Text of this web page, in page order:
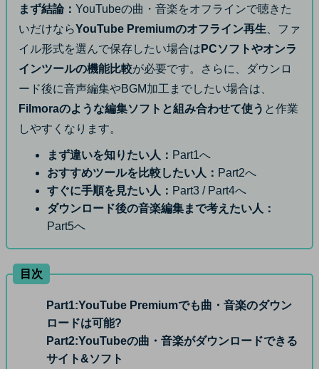
まず結論： YouTubeの曲・音楽をオフラインで聴きた
いだけならYouTube Premiumのオフライン再生 、ファ
イル形式を選んで保存したい場合は PCソフトやオンラ
インツールの機能比較が必要です。さらに、ダウンロ
ード後に音声編集やBGM加工までしたい場合は、
Filmoraのような編集ソフトと組み合わせて使う と作業
しやすくなります。
まず違いを知りたい人： Part1へ
おすすめツールを比較したい人： Part2へ
すぐに手順を見たい人： Part3 / Part4へ
ダウンロード後の音楽編集まで考えたい人：
Part5へ
目次
Part1:YouTube Premiumでも曲・音楽のダウン
ロードは可能?
Part2:YouTubeの曲・音楽がダウンロードできる
サイト&ソフト